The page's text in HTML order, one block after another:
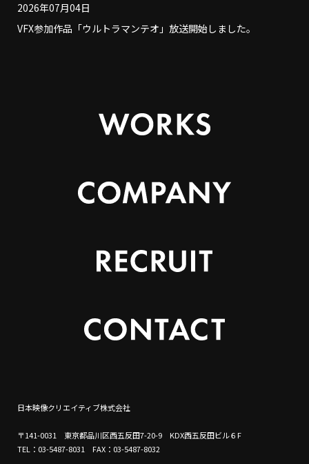
2026年07月04日
VFX参加作品「ウルトラマンテオ」放送開始しました。
日本映像クリエイティブ株式会社
〒141-0031 東京都品川区西五反田7-20-9 KDX西五反田ビル６F
TEL：03-5487-8031 FAX：03-5487-8032